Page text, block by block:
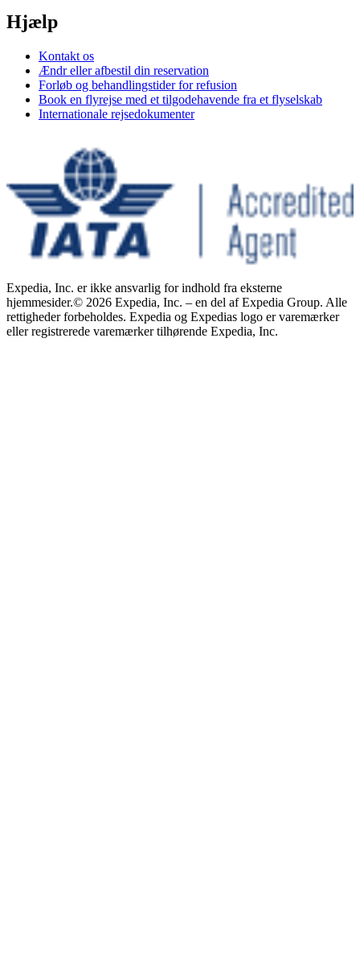
Hjælp
Kontakt os
Ændr eller afbestil din reservation
Forløb og behandlingstider for refusion
Book en flyrejse med et tilgodehavende fra et flyselskab
Internationale rejsedokumenter
Expedia, Inc. er ikke ansvarlig for indhold fra eksterne
hjemmesider.© 2026 Expedia, Inc. – en del af Expedia Group. Alle
rettigheder forbeholdes. Expedia og Expedias logo er varemærker
eller registrerede varemærker tilhørende Expedia, Inc.